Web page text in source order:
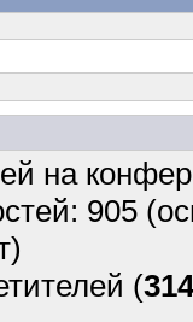
на
905
(